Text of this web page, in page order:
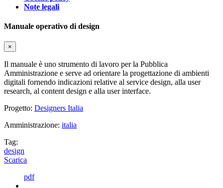
Note legali
Manuale operativo di design
×
Il manuale è uno strumento di lavoro per la Pubblica
Amministrazione e serve ad orientare la progettazione di ambienti
digitali fornendo indicazioni relative al service design, alla user
research, al content design e alla user interface.
Progetto: Designers Italia
Amministrazione: italia
Tag:
design
Scarica
pdf